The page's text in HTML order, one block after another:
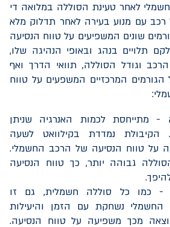
לאחר טעינת הסוללה במלואה די
רכב עם מנוע בעירה לאחר תדלוק מלא
שונים המשפיעים על טווח הנסיעה
תלויים בנהג ובאופי הנהיגה שלו,
הרכב וגודל הסוללה, תוואי הדרך ואף
הגורמים המרכזיים המשפעים על טווח
- מתייחסת לכמות האנרגיה שניתן
הקיבולת נמדדת בקילוואט לשעה
על טווח הנסיעה של הרכב החשמלי.
גבוהה יותר, כך טווח הנסיעה
- כמו כל סוללה חשמלית, גם זו
החשמלי נשחקת עם הזמן והיעילות
מכך משפיעה על טווח הנסיעה.